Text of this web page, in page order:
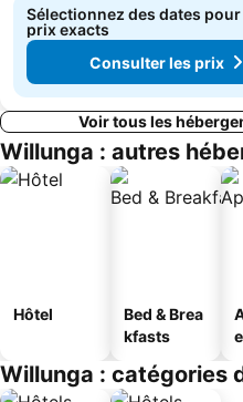
Sélectionnez des dates
prix exacts
Consulter les prix
Voir tous les
Willunga : autres
Hôtel
Bed & Brea
kfasts
Willunga : catégories